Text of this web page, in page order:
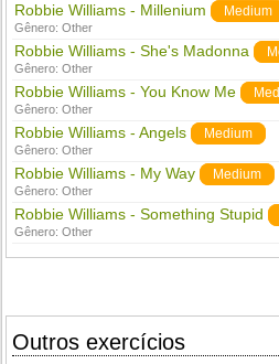
Robbie Williams - Millenium Medium
Gênero:Other
Robbie Williams - She's Madonna
Gênero:Other
Robbie Williams - You Know Me
Gênero:Other
Robbie Williams - Angels Medium
Gênero:Other
Robbie Williams - My Way Medium
Gênero:Other
Robbie Williams - Something Stupid
Gênero:Other
Outros exercícios